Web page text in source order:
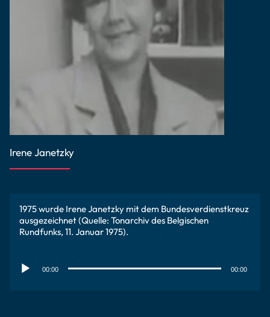
Irene Janetzky
1975 wurde Irene Janetzky mit dem Bundesverdienstkreuz
ausgezeichnet (Quelle: Tonarchiv des Belgischen
Rundfunks, 11. Januar 1975).
audio
00:00 00:00